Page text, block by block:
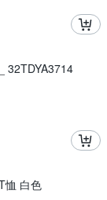
32TDYA3714
恤 白色